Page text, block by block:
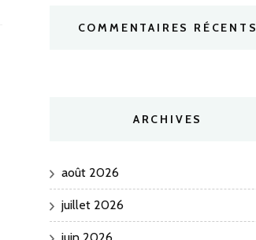
COMMENTAIRES RÉCENTS
ARCHIVES
août 2026
juillet 2026